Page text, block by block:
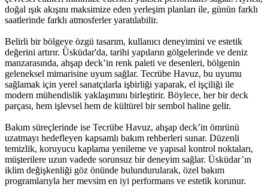
doğal ışık akışını maksimize eden yerleşim planları ile, günün farklı
saatlerinde farklı atmosferler yaratılabilir.
Belirli bir bölgeye özgü tasarım, kullanıcı deneyimini ve estetik
değerini artırır. Üsküdar'da, tarihi yapıların gölgelerinde ve deniz
manzarasında, ahşap deck’in renk paleti ve desenleri, bölgenin
geleneksel mimarisine uyum sağlar. Tecrübe Havuz, bu uyumu
sağlamak için yerel sanatçılarla işbirliği yaparak, el işçiliği ile
modern mühendislik yaklaşımını birleştirir. Böylece, her bir deck
parçası, hem işlevsel hem de kültürel bir sembol haline gelir.
Bakım süreçlerinde ise Tecrübe Havuz, ahşap deck’in ömrünü
uzatmayı hedefleyen kapsamlı bakım rehberleri sunar. Düzenli
temizlik, koruyucu kaplama yenileme ve yapısal kontrol noktaları,
müşterilere uzun vadede sorunsuz bir deneyim sağlar. Üsküdar’ın
iklim değişkenliği göz önünde bulundurularak, özel bakım
programlarıyla her mevsim en iyi performans ve estetik korunur.